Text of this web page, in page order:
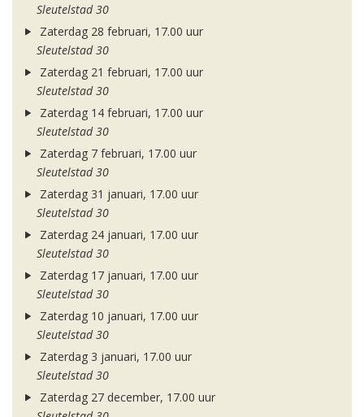
Sleutelstad 30
Zaterdag 28 februari, 17.00 uur
Sleutelstad 30
Zaterdag 21 februari, 17.00 uur
Sleutelstad 30
Zaterdag 14 februari, 17.00 uur
Sleutelstad 30
Zaterdag 7 februari, 17.00 uur
Sleutelstad 30
Zaterdag 31 januari, 17.00 uur
Sleutelstad 30
Zaterdag 24 januari, 17.00 uur
Sleutelstad 30
Zaterdag 17 januari, 17.00 uur
Sleutelstad 30
Zaterdag 10 januari, 17.00 uur
Sleutelstad 30
Zaterdag 3 januari, 17.00 uur
Sleutelstad 30
Zaterdag 27 december, 17.00 uur